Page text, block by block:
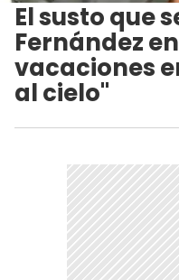
El susto que
Fernández
vacaciones
al cielo"